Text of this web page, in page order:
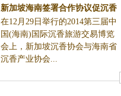
新加坡海南签署合作协议促沉香
产业发展
在12月29日举行的2014第三届中
国(海南)国际沉香旅游交易博览
会上，新加坡沉香协会与海南省
沉香产业协会...